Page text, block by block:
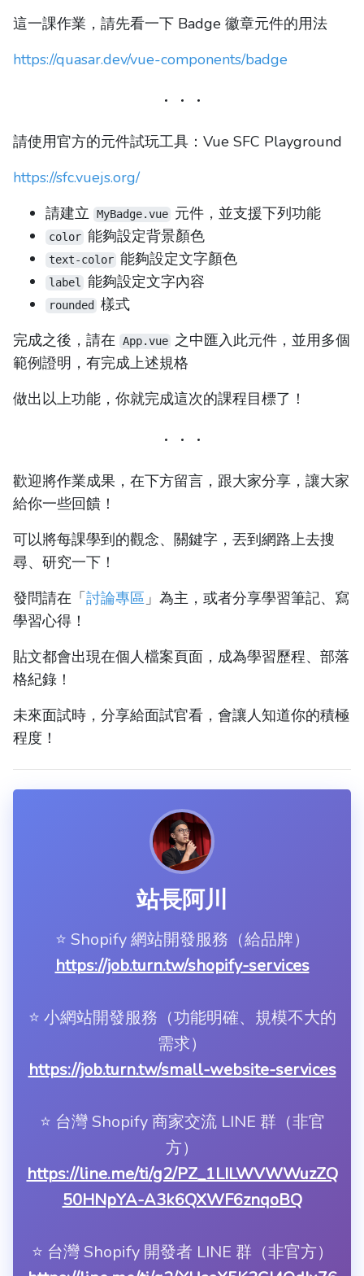
這一課作業，請先看一下 Badge 徽章元件的用法
https://quasar.dev/vue-components/badge
請使用官方的元件試玩工具：Vue SFC Playground
https://sfc.vuejs.org/
請建立 MyBadge.vue 元件，並支援下列功能
color 能夠設定背景顏色
text-color 能夠設定文字顏色
label 能夠設定文字內容
rounded
樣式
完成之後，請在 App.vue 之中匯入此元件，並用多個
範例證明，有完成上述規格
做出以上功能，你就完成這次的課程目標了！
歡迎將作業成果，在下方留言，跟大家分享，讓大家
給你一些回饋！
可以將每課學到的觀念、關鍵字，丟到網路上去搜
尋、研究一下！
發問請在「討論專區 」為主，或者分享學習筆記、寫
學習心得！
貼文都會出現在個人檔案頁面，成為學習歷程、部落
格紀錄！
未來面試時，分享給面試官看，會讓人知道你的積極
程度！
站長阿川
⭐️ Shopify 網站開發服務（給品牌）
https://job.turn.tw/shopify-services
⭐️ 小網站開發服務（功能明確、規模不大的
需求）
https://job.turn.tw/small-website-services
⭐️ 台灣 Shopify 商家交流 LINE 群（非官
方）
https://line.me/ti/g2/PZ_1LILWVWWuzZQ
50HNpYA-A3k6QXWF6znqoBQ
⭐️ 台灣 Shopify 開發者 LINE 群（非官方）